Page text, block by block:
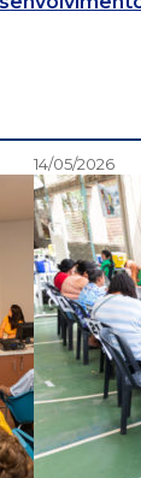
14/05/2026